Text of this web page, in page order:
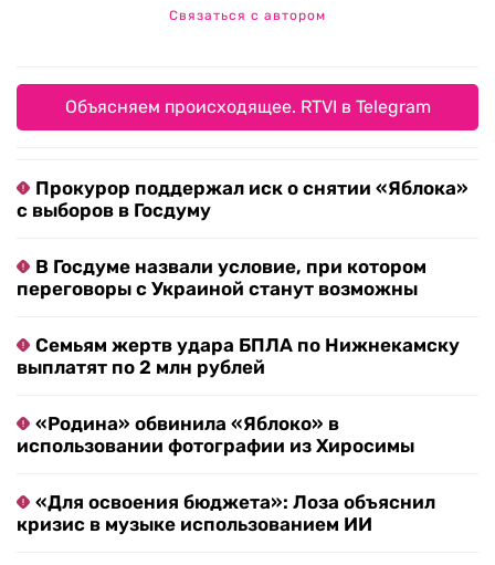
Связаться с автором
Объясняем происходящее. RTVI в Telegram
Прокурор поддержал иск о снятии «Яблока»
с выборов в Госдуму
В Госдуме назвали условие, при котором
переговоры с Украиной станут возможны
Семьям жертв удара БПЛА по Нижнекамску
выплатят по 2 млн рублей
«Родина» обвинила «Яблоко» в
использовании фотографии из Хиросимы
«Для освоения бюджета»: Лоза объяснил
кризис в музыке использованием ИИ